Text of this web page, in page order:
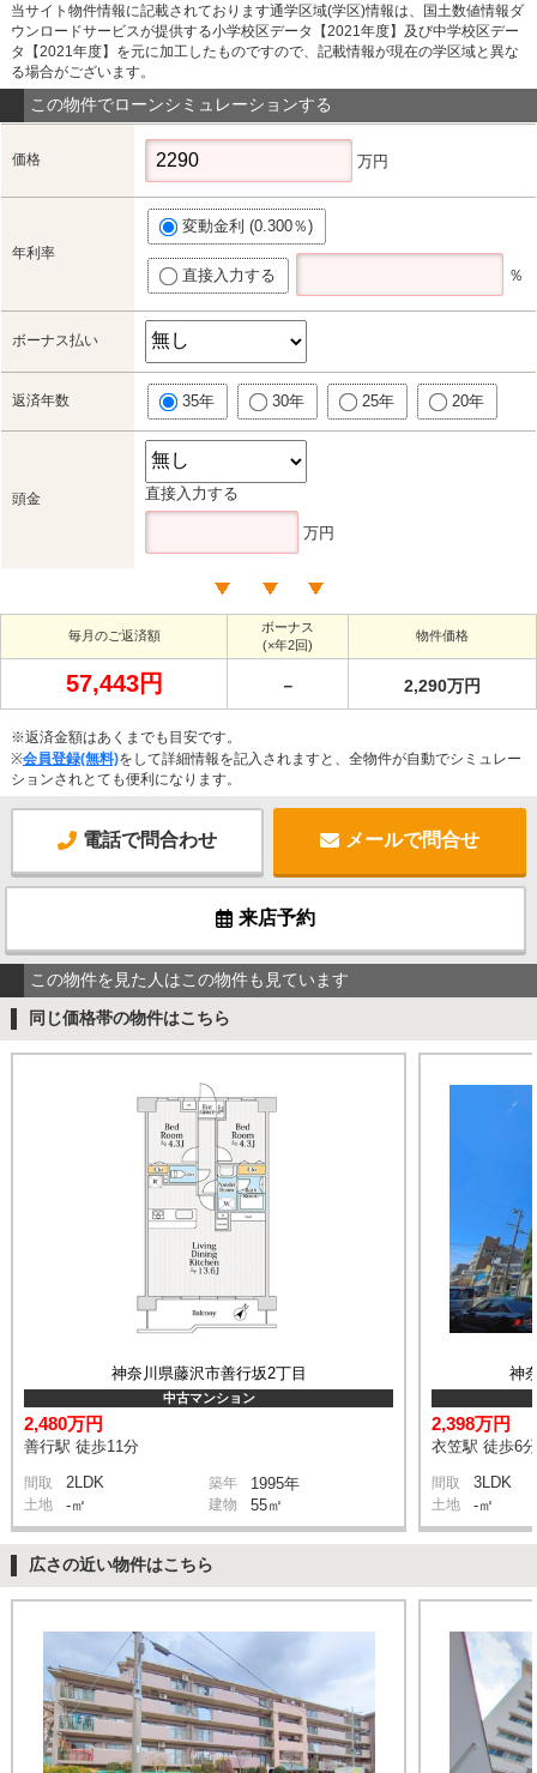
当サイト物件情報に記載されております通学区域(学区)情報は、国土数値情報ダ
ウンロードサービスが提供する小学校区データ【2021年度】及び中学校区デー
タ【2021年度】を元に加工したものですので、記載情報が現在の学区域と異な
る場合がございます。
この物件でローンシミュレーションする
価格 万円
年利率
変動金利 (0.300％)
直接入力する ％
ボーナス払い
返済年数 35年 30年 25年 20年
頭金 直接入力する
万円
毎月のご返済額
ボーナス
(×年2回)
物件価格
57,443円 － 2,290万円
※返済金額はあくまでも目安です。
※会員登録(無料)をして詳細情報を記入されますと、全物件が自動でシミュレー
ションされとても便利になります。
電話で問合わせ メールで問合せ
来店予約
この物件を見た人はこの物件も見ています
同じ価格帯の物件はこちら
神奈川県藤沢市善行坂2丁目
中古マンション
2,480万円
善行駅 徒歩11分
間取 2LDK 築年 1995年
土地 -㎡ 建物 55㎡
神
2,398万円
衣笠駅 徒歩6分
間取 3LDK
土地 -㎡
広さの近い物件はこちら